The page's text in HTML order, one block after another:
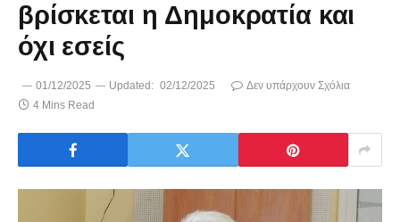
βρίσκεται η Δημοκρατία και
όχι εσείς
01/12/2025 Updated: 02/12/2025
Δεν υπάρχουν Σχόλια
4 Mins Read